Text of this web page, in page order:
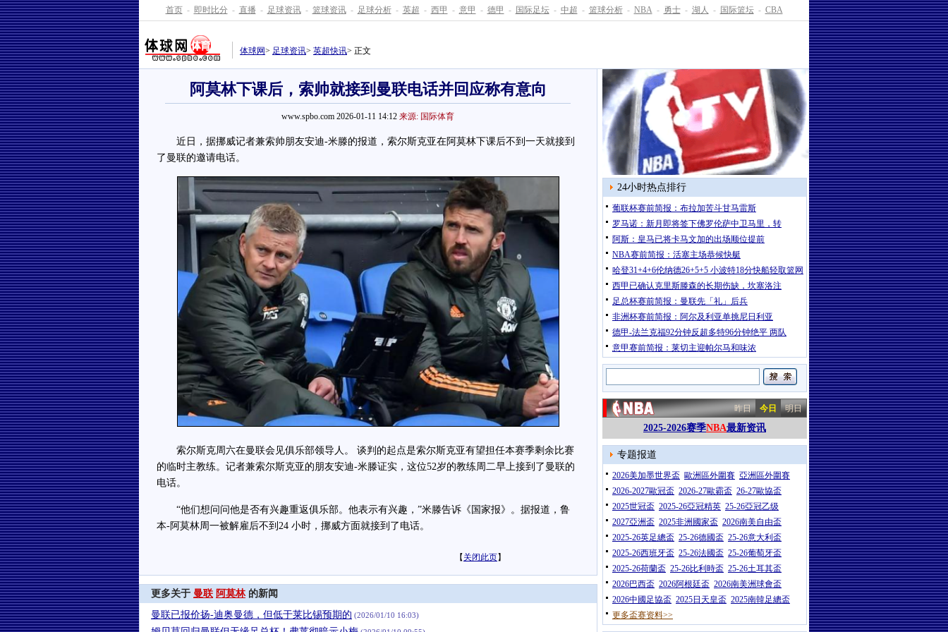
首页 - 即时比分 - 直播 - 足球资讯 - 篮球资讯 - 足球分析 - 英超 - 西甲 - 意甲 - 德甲 - 国际足坛 - 中超 - 篮球分析 - NBA - 勇士 - 湖人 - 国际篮坛 - CBA
体球网> 足球资讯> 英超快讯> 正文
阿莫林下课后，索帅就接到曼联电话并回应称有意向
www.spbo.com 2026-01-11 14:12 来源: 国际体育
近日，据挪威记者兼索帅朋友安迪-米滕的报道，索尔斯克亚在阿莫林下课后不到一天就接到
了曼联的邀请电话。
索尔斯克周六在曼联会见俱乐部领导人。 谈判的起点是索尔斯克亚有望担任本赛季剩余比赛
的临时主教练。记者兼索尔斯克亚的朋友安迪-米滕证实，这位52岁的教练周二早上接到了曼联的
电话。
“他们想问问他是否有兴趣重返俱乐部。他表示有兴趣，”米滕告诉《国家报》。据报道，鲁
本-阿莫林周一被解雇后不到24 小时，挪威方面就接到了电话。
【 关闭此页】
更多关于 曼联 阿莫林的新闻
曼联已报价扬-迪奥曼德，但低于莱比锡预期的 (2026/01/10 16:03)
24小时热点排行
葡联杯赛前简报：布拉加苦斗甘马雷斯
罗马诺：新月即将签下佛罗伦萨中卫马里，转
阿斯：皇马已将卡马文加的出场顺位提前
NBA赛前简报：活塞主场恭候快艇
哈登31+4+6伦纳德26+5+5 小波特18分快船轻取篮网
西甲已确认克里斯滕森的长期伤缺，坎塞洛注
足总杯赛前简报：曼联先「礼」后兵
非洲杯赛前简报：阿尔及利亚单挑尼日利亚
德甲-法兰克福92分钟反超多特96分钟绝平 两队
意甲赛前简报：莱切主迎帕尔马和味浓
昨日 今日 明日
2025-2026赛季NBA最新资讯
专题报道
2026美加墨世界盃 歐洲區外圍賽 亞洲區外圍賽
2026-2027歐冠盃 2026-27歐霸盃 26-27歐協盃
2025世冠盃 2025-26亞冠精英 25-26亞冠乙级
2027亞洲盃 2025非洲國家盃 2026南美自由盃
2025-26英足總盃 25-26德國盃 25-26意大利盃
2025-26西班牙盃 25-26法國盃 25-26葡萄牙盃
2025-26荷蘭盃 25-26比利時盃 25-26土耳其盃
2026巴西盃 2026阿根廷盃 2026南美洲球會盃
2026中國足協盃 2025日天皇盃 2025南韓足總盃
更多盃赛资料>>